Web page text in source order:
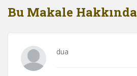
Bu Makale Hakkında
dua